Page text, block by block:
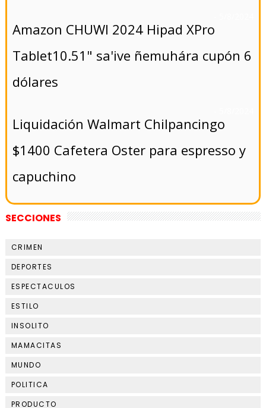
Amazon CHUWI 2024 Hipad XPro
Tablet10.51" sa'ive ñemuhára cupón 6
dólares
Liquidación Walmart Chilpancingo
$1400 Cafetera Oster para espresso y
capuchino
SECCIONES
CRIMEN
DEPORTES
ESPECTACULOS
ESTILO
INSOLITO
MAMACITAS
MUNDO
POLITICA
PRODUCTO